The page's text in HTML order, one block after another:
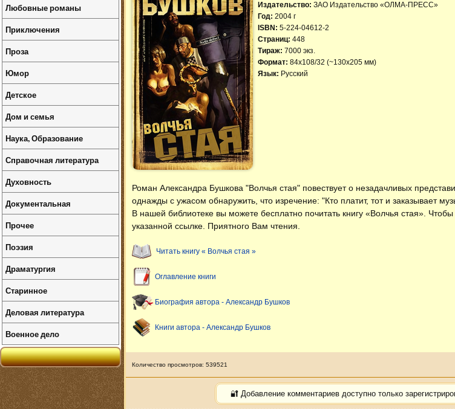
Издательство: ЗАО Издательство «ОЛМА-ПРЕСС»
Год: 2004 г
ISBN: 5-224-04612-2
Страниц: 448
Тираж: 7000 экз.
Формат: 84x108/32 (~130х205 мм)
Язык: Русский
Роман Александра Бушкова "Волчья стая" повествует о незадачливых
однажды с ужасом обнаружить, что изречение: "Кто платит, тот и заказывает
В нашей библиотеке вы можете бесплатно почитать книгу «Волчья стая» .
указанной ссылке. Приятного Вам чтения.
Читать книгу « Волчья стая »
Оглавление книги
Биография автора - Александр Бушков
Книги автора - Александр Бушков
Количество просмотров: 539521
🔐 Добавление комментариев доступно только
Любовные романы
Приключения
Проза
Юмор
Детское
Дом и семья
Наука, Образование
Справочная литература
Духовность
Документальная
Прочее
Поэзия
Драматургия
Старинное
Деловая литература
Военное дело